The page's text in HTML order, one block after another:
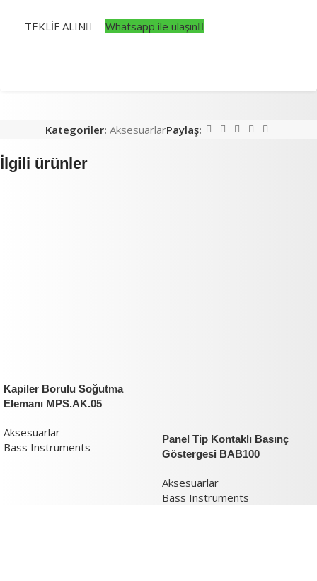
TEKLİF ALIN Whatsapp ile ulaşın
Kategoriler: AksesuarlarPaylaş:
İlgili ürünler
Kapiler Borulu Soğutma
Elemanı MPS.AK.05
Aksesuarlar
Bass Instruments
Panel Tip Kontaklı Basınç
Göstergesi BAB100
Aksesuarlar
Bass Instruments